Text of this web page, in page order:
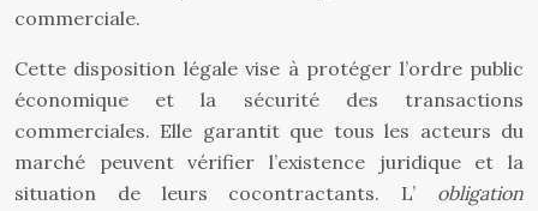
commerciale.
Cette disposition légale vise à protéger l’ordre public
économique et la sécurité des transactions
commerciales. Elle garantit que tous les acteurs du
marché peuvent vérifier l’existence juridique et la
situation de leurs cocontractants. L’ obligation